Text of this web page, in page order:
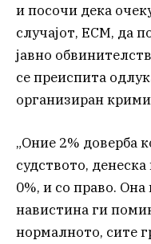
и посочи дека
случајот, ЕСМ, да
јавно
се преиспита
организиран
„Оние 2% доверба
судството,
0%, и со право.
навистина ги
нормалното, сите